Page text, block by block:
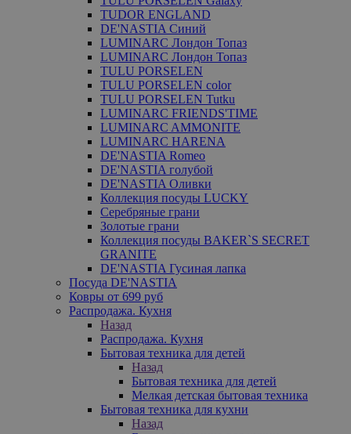
TUDOR ENGLAND
DE'NASTIA Синий
LUMINARC Лондон Топаз
LUMINARC Лондон Топаз
TULU PORSELEN
TULU PORSELEN color
TULU PORSELEN Tutku
LUMINARC FRIENDS'TIME
LUMINARC AMMONITE
LUMINARC HARENA
DE'NASTIA Romeo
DE'NASTIA голубой
DE'NASTIA Оливки
Коллекция посуды LUCKY
Серебряные грани
Золотые грани
Коллекция посуды BAKER`S SECRET
GRANITE
DE'NASTIA Гусиная лапка
Посуда DE'NASTIA
Ковры от 699 руб
Распродажа. Кухня
Назад
Распродажа. Кухня
Бытовая техника для детей
Назад
Бытовая техника для детей
Мелкая детская бытовая техника
Бытовая техника для кухни
Назад